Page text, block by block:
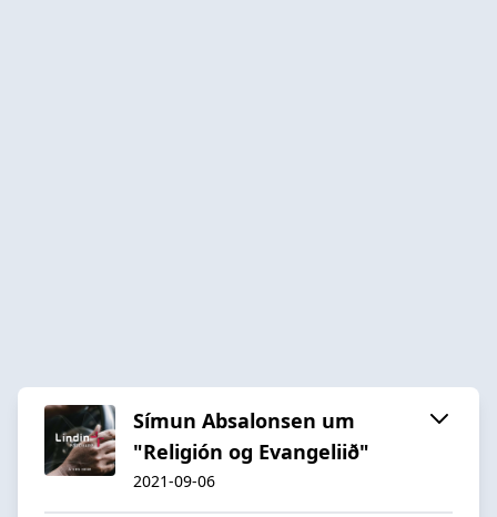
Símun Absalonsen um
"Religión og Evangeliið"
2021-09-06